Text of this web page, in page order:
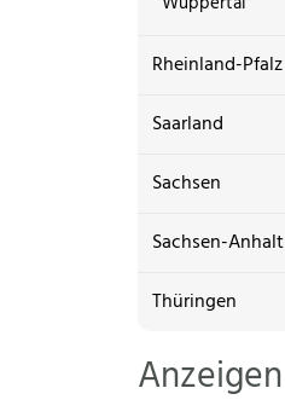
Rheinland-Pfalz
Saarland
Sachsen
Sachsen-Anhalt
Thüringen
Anzeigen